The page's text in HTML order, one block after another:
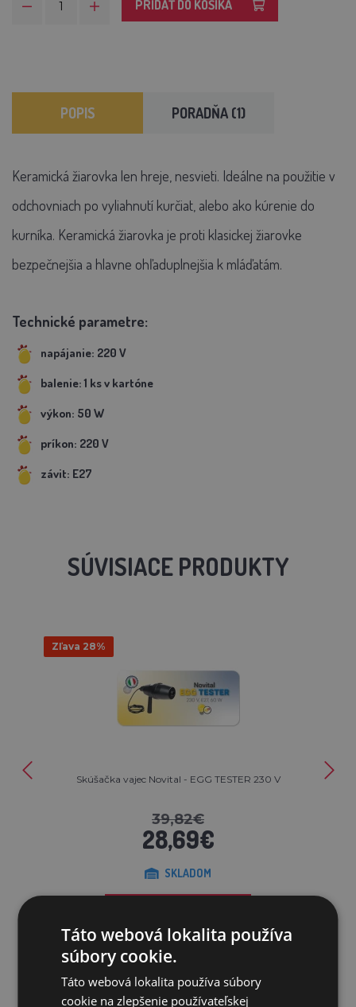
PRIDAŤ DO KOŠÍKA
POPIS PORADŇA (1)
Keramická žiarovka len hreje, nesvieti. Ideálne na použitie v
odchovniach po vyliahnutí kurčiat, alebo ako kúrenie do
kurníka. Keramická žiarovka je proti klasickej žiarovke
bezpečnejšia a hlavne ohľaduplnejšia k mláďatám.
Technické parametre:
napájanie: 220 V
balenie: 1 ks v kartóne
výkon: 50 W
príkon: 220 V
závit: E27
SÚVISIACE PRODUKTY
Zľava 28%
Skúšačka vajec Novital - EGG TESTER 230 V
39,82€
28,69€
SKLADOM
Táto webová lokalita používa
súbory cookie.
Táto webová lokalita používa súbory
cookie na zlepšenie používateľskej